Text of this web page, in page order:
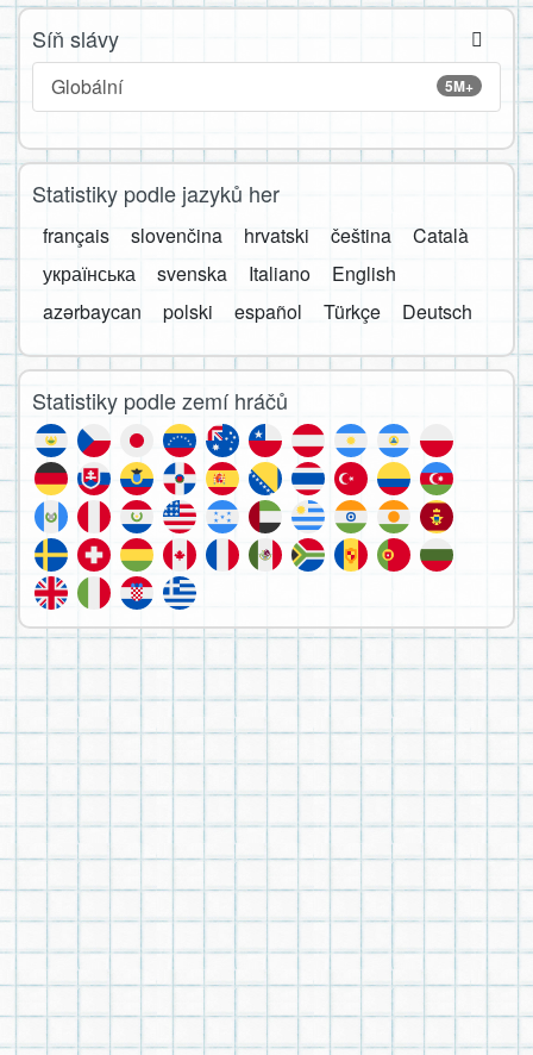
Síň slávy
5M+
Globální
Statistiky podle jazyků her
français slovenčina hrvatski čeština
Català
українська
svenska Italiano
English
azərbaycan
polski español Türkçe Deutsch
Statistiky podle zemí hráčů